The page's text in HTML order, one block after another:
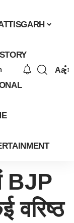
Aa
BJP
वरिष्ठ